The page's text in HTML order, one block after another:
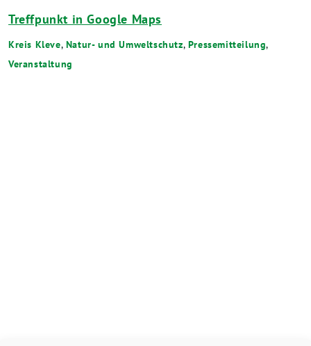
Treffpunkt in Google Maps
Kreis Kleve, Natur- und Umweltschutz, Pressemitteilung,
Veranstaltung